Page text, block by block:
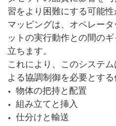
習をより困難にする可能
マッピングは、オペレー
ットの実行動作との間の
立ちます。
これにより、このシステ
よる協調制御を必要とする
物体の把持と配置
組み立てと挿入
仕分けと輸送